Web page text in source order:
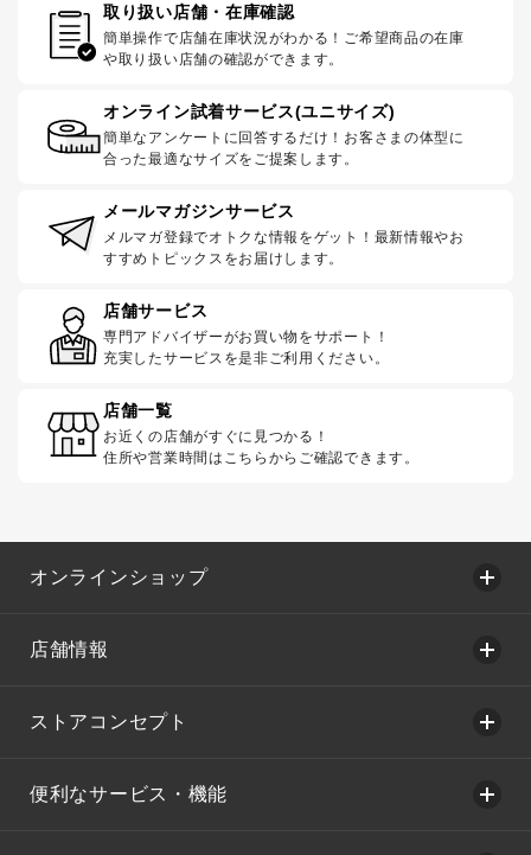
取り扱い店舗・在庫確認
簡単操作で店舗在庫状況がわかる！ご希望商品の在庫
や取り扱い店舗の確認ができます。
オンライン試着サービス(ユニサイズ)
簡単なアンケートに回答するだけ！お客さまの体型に
合った最適なサイズをご提案します。
メールマガジンサービス
メルマガ登録でオトクな情報をゲット！最新情報やお
すすめトピックスをお届けします。
店舗サービス
専門アドバイザーがお買い物をサポート！
充実したサービスを是非ご利用ください。
店舗一覧
お近くの店舗がすぐに見つかる！
住所や営業時間はこちらからご確認できます。
オンラインショップ
店舗情報
ストアコンセプト
便利なサービス・機能